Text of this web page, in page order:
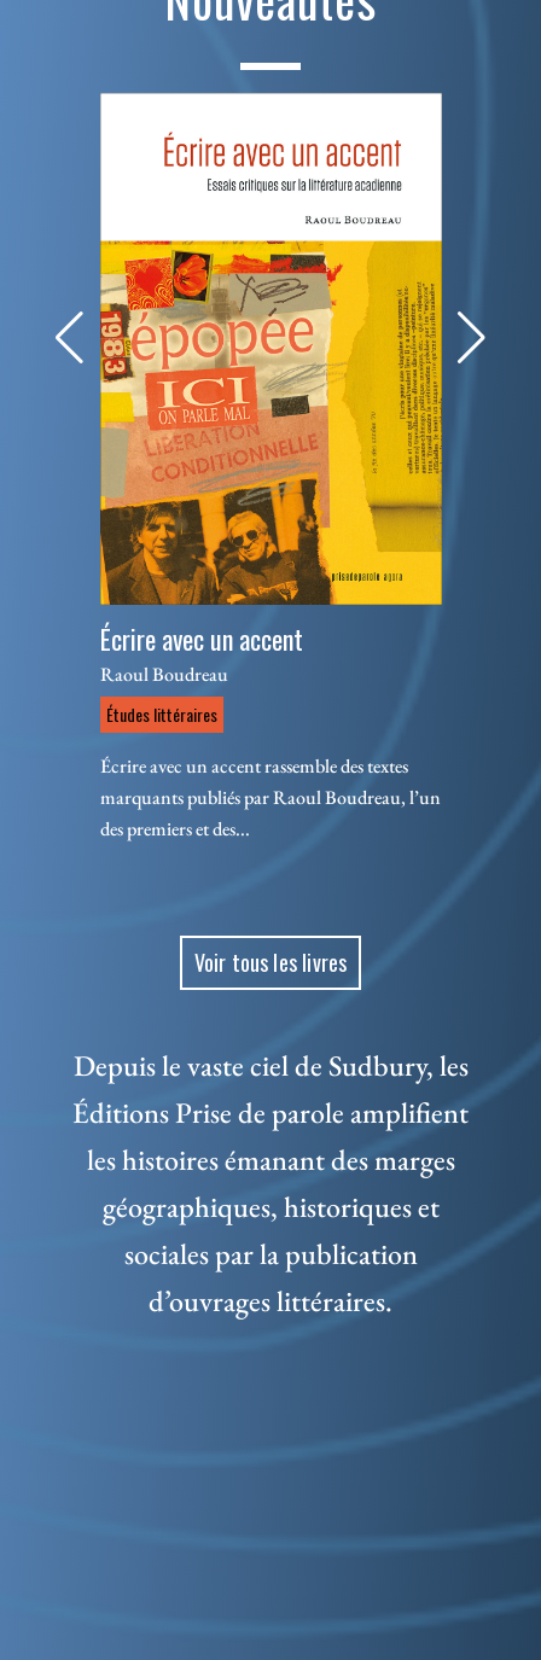
Écrire avec un accent
Raoul Boudreau
Études littéraires
Écrire avec un accent rassemble des textes
marquants publiés par Raoul Boudreau, l’un
des premiers et des...
Voir tous les livres
Depuis le vaste ciel de Sudbury, les
Éditions Prise de parole amplifient
les histoires émanant des marges
géographiques, historiques et
sociales par la publication
d’ouvrages littéraires.